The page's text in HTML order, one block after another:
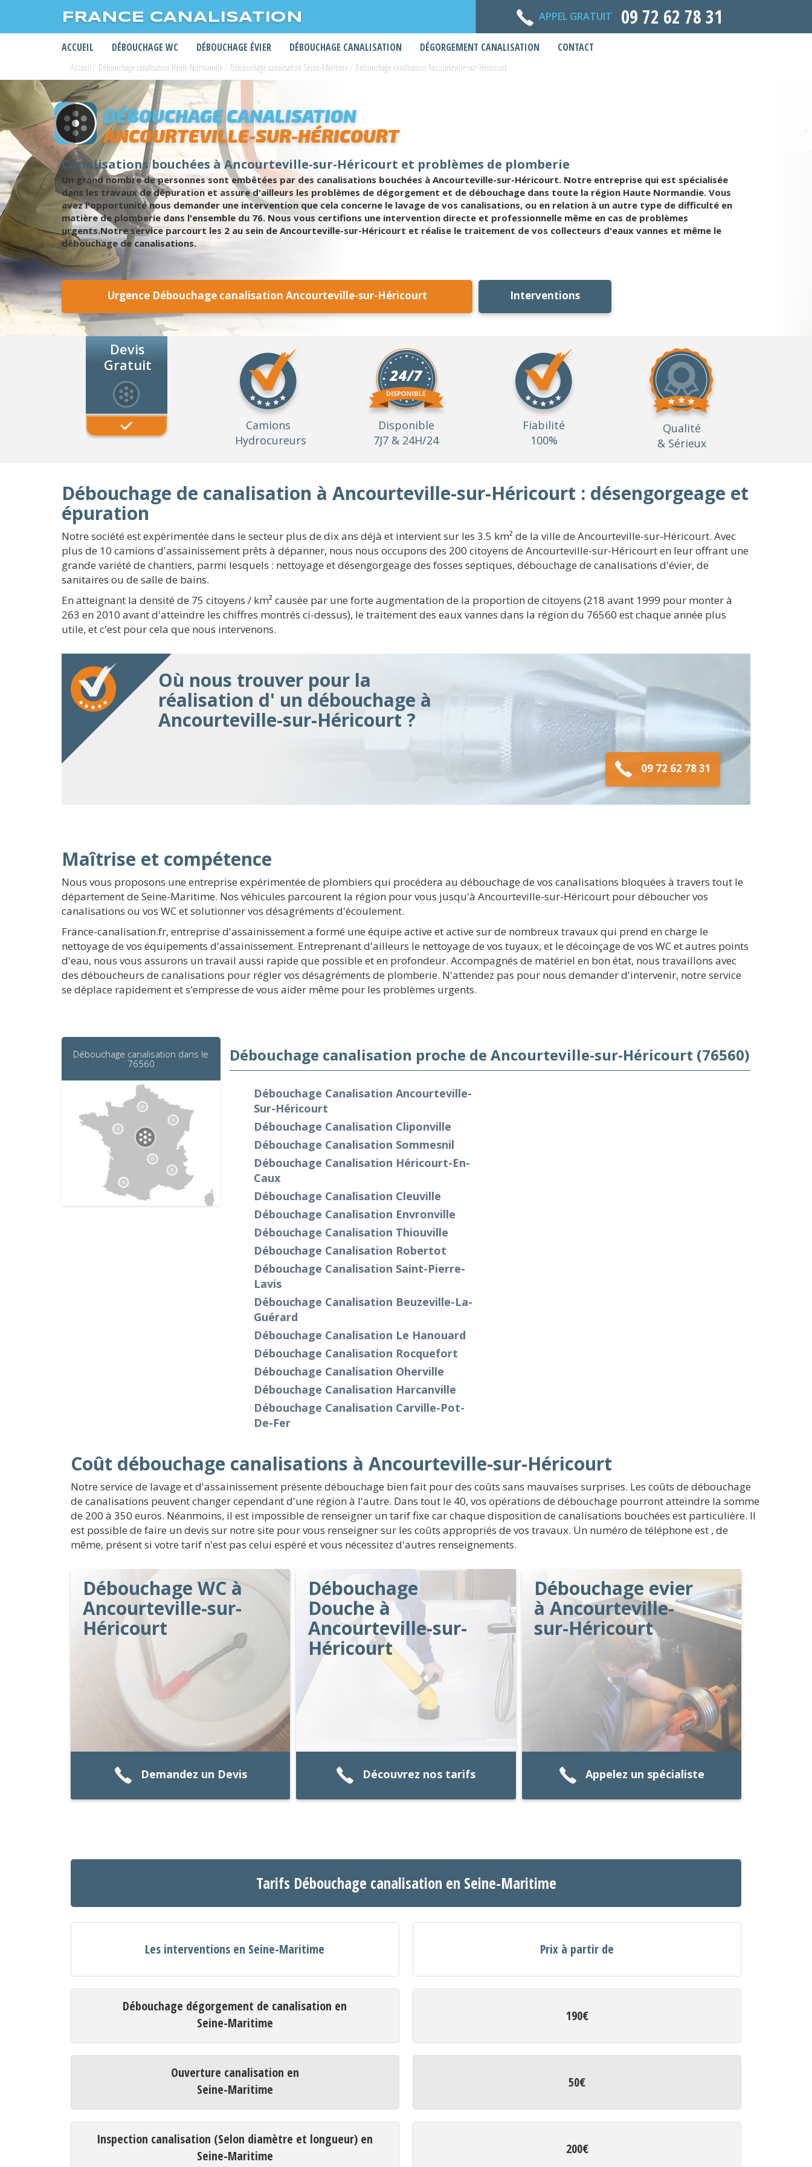
FRANCE CANALISATION APPEL GRATUIT 09 72 62 78 31
ACCUEIL DÉBOUCHAGE WC DÉBOUCHAGE ÉVIER DÉBOUCHAGE CANALISATION DÉGORGEMENT CANALISATION CONTACT
Accueil / Débouchage canalisation Haute Normandie / Débouchage canalisation Seine-Maritime / Débouchage canalisation Ancourteville-sur-Héricourt
DÉBOUCHAGE CANALISATION
ANCOURTEVILLE-SUR-HÉRICOURT
Canalisations bouchées à Ancourteville-sur-Héricourt et problèmes de plomberie
Un grand nombre de personnes sont embêtées par des canalisations bouchées à Ancourteville-sur-Héricourt. Notre entreprise qui est spécialisée
dans les travaux de dépuration et assure d'ailleurs les problèmes de dégorgement et de débouchage dans toute la région Haute Normandie. Vous
avez l'opportunité nous demander une intervention que cela concerne le lavage de vos canalisations, ou en relation à un autre type de difficulté en
matière de plomberie dans l'ensemble du 76. Nous vous certifions une intervention directe et professionnelle même en cas de problèmes
urgents.Notre service parcourt les 2 au sein de Ancourteville-sur-Héricourt et réalise le traitement de vos collecteurs d'eaux vannes et même le
débouchage de canalisations.
Urgence Débouchage canalisation Ancourteville-sur-Héricourt Interventions
Devis
Gratuit
Camions
Hydrocureurs
Disponible
7J7 & 24H/24
Fiabilité
100%
Qualité
& Sérieux
Débouchage de canalisation à Ancourteville-sur-Héricourt : désengorgeage et
épuration
Notre société est expérimentée dans le secteur plus de dix ans déjà et intervient sur les 3.5 km² de la ville de Ancourteville-sur-Héricourt. Avec
plus de 10 camions d'assainissement prêts à dépanner, nous nous occupons des 200 citoyens de Ancourteville-sur-Héricourt en leur offrant une
grande variété de chantiers, parmi lesquels : nettoyage et désengorgeage des fosses septiques, débouchage de canalisations d'évier, de
sanitaires ou de salle de bains.
En atteignant la densité de 75 citoyens / km² causée par une forte augmentation de la proportion de citoyens (218 avant 1999 pour monter à
263 en 2010 avant d'atteindre les chiffres montrés ci-dessus), le traitement des eaux vannes dans la région du 76560 est chaque année plus
utile, et c'est pour cela que nous intervenons.
Où nous trouver pour la
réalisation d' un débouchage à
Ancourteville-sur-Héricourt ?
09 72 62 78 31
Maîtrise et compétence
Nous vous proposons une entreprise expérimentée de plombiers qui procédera au débouchage de vos canalisations bloquées à travers tout le
département de Seine-Maritime. Nos véhicules parcourent la région pour vous jusqu'à Ancourteville-sur-Héricourt pour déboucher vos
canalisations ou vos WC et solutionner vos désagréments d'écoulement.
France-canalisation.fr, entreprise d'assainissement a formé une équipe active et active sur de nombreux travaux qui prend en charge le
nettoyage de vos équipements d'assainissement. Entreprenant d'ailleurs le nettoyage de vos tuyaux, et le décoinçage de vos WC et autres points
d'eau, nous vous assurons un travail aussi rapide que possible et en profondeur. Accompagnés de matériel en bon état, nous travaillons avec
des déboucheurs de canalisations pour régler vos désagréments de plomberie. N'attendez pas pour nous demander d'intervenir, notre service
se déplace rapidement et s'empresse de vous aider même pour les problèmes urgents.
Débouchage canalisation dans le
76560
Débouchage canalisation proche de Ancourteville-sur-Héricourt (76560)
Débouchage Canalisation Ancourteville-
Sur-Héricourt
Débouchage Canalisation Cliponville
Débouchage Canalisation Sommesnil
Débouchage Canalisation Héricourt-En-
Caux
Débouchage Canalisation Cleuville
Débouchage Canalisation Envronville
Débouchage Canalisation Thiouville
Débouchage Canalisation Robertot
Débouchage Canalisation Saint-Pierre-
Lavis
Débouchage Canalisation Beuzeville-La-
Guérard
Débouchage Canalisation Le Hanouard
Débouchage Canalisation Rocquefort
Débouchage Canalisation Oherville
Débouchage Canalisation Harcanville
Débouchage Canalisation Carville-Pot-
De-Fer
Coût débouchage canalisations à Ancourteville-sur-Héricourt
Notre service de lavage et d'assainissement présente débouchage bien fait pour des coûts sans mauvaises surprises. Les coûts de débouchage
de canalisations peuvent changer cependant d'une région à l'autre. Dans tout le 40, vos opérations de débouchage pourront atteindre la somme
de 200 à 350 euros. Néanmoins, il est impossible de renseigner un tarif fixe car chaque disposition de canalisations bouchées est particulière. Il
est possible de faire un devis sur notre site pour vous renseigner sur les coûts appropriés de vos travaux. Un numéro de téléphone est , de
même, présent si votre tarif n'est pas celui espéré et vous nécessitez d'autres renseignements.
Débouchage WC à
Ancourteville-sur-
Héricourt
Demandez un Devis
Débouchage
Douche à
Ancourteville-sur-
Héricourt
Découvrez nos tarifs
Débouchage evier
à Ancourteville-
sur-Héricourt
Appelez un spécialiste
Tarifs Débouchage canalisation en Seine-Maritime
Les interventions en Seine-Maritime Prix à partir de
Débouchage dégorgement de canalisation en
Seine-Maritime
190€
Ouverture canalisation en
Seine-Maritime
50€
Inspection canalisation (Selon diamètre et longueur) en
Seine-Maritime
200€